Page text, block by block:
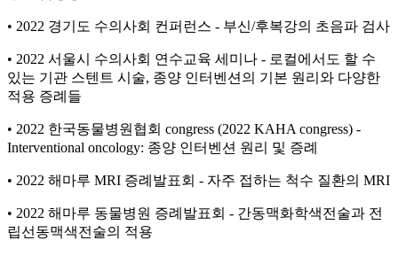
• 2022 경기도 수의사회 컨퍼런스 - 부신/후복강의 초음파 검사
• 2022 서울시 수의사회 연수교육 세미나 - 로컬에서도 할 수
있는 기관 스텐트 시술, 종양 인터벤션의 기본 원리와 다양한
적용 증례들
• 2022 한국동물병원협회 congress (2022 KAHA congress) -
Interventional oncology: 종양 인터벤션 원리 및 증례
• 2022 해마루 MRI 증례발표회 - 자주 접하는 척수 질환의 MRI
• 2022 해마루 동물병원 증례발표회 - 간동맥화학색전술과 전
립선동맥색전술의 적용